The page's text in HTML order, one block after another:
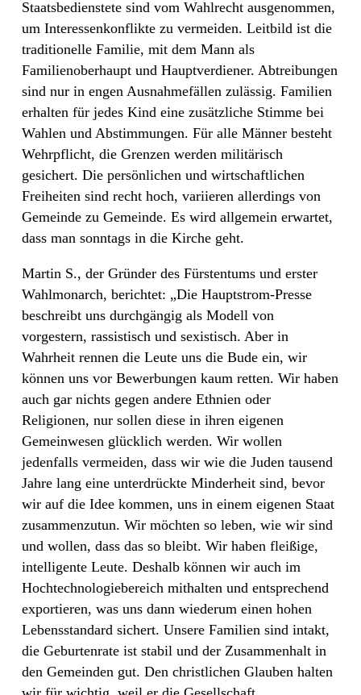
Staatsbedienstete sind vom Wahlrecht ausgenommen,
um Interessenkonflikte zu vermeiden. Leitbild ist die
traditionelle Familie, mit dem Mann als
Familienoberhaupt und Hauptverdiener. Abtreibungen
sind nur in engen Ausnahmefällen zulässig. Familien
erhalten für jedes Kind eine zusätzliche Stimme bei
Wahlen und Abstimmungen. Für alle Männer besteht
Wehrpflicht, die Grenzen werden militärisch
gesichert. Die persönlichen und wirtschaftlichen
Freiheiten sind recht hoch, variieren allerdings von
Gemeinde zu Gemeinde. Es wird allgemein erwartet,
dass man sonntags in die Kirche geht.
Martin S., der Gründer des Fürstentums und erster
Wahlmonarch, berichtet: „Die Hauptstrom-Presse
beschreibt uns durchgängig als Modell von
vorgestern, rassistisch und sexistisch. Aber in
Wahrheit rennen die Leute uns die Bude ein, wir
können uns vor Bewerbungen kaum retten. Wir haben
auch gar nichts gegen andere Ethnien oder
Religionen, nur sollen diese in ihren eigenen
Gemeinwesen glücklich werden. Wir wollen
jedenfalls vermeiden, dass wir wie die Juden tausend
Jahre lang eine unterdrückte Minderheit sind, bevor
wir auf die Idee kommen, uns in einem eigenen Staat
zusammenzutun. Wir möchten so leben, wie wir sind
und wollen, dass das so bleibt. Wir haben fleißige,
intelligente Leute. Deshalb können wir auch im
Hochtechnologiebereich mithalten und entsprechend
exportieren, was uns dann wiederum einen hohen
Lebensstandard sichert. Unsere Familien sind intakt,
die Geburtenrate ist stabil und der Zusammenhalt in
den Gemeinden gut. Den christlichen Glauben halten